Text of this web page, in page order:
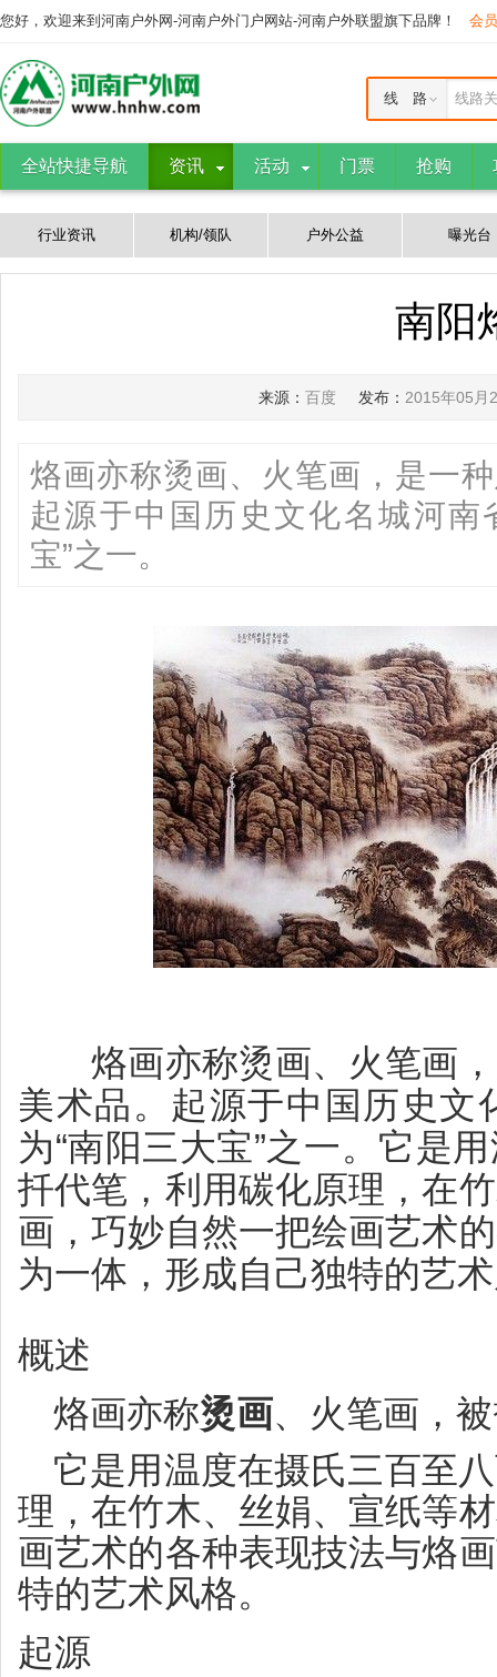
您好，欢迎来到河南户外网-河南户外门户网站-河南户外联盟旗下品牌！ 会
线路
线 路
全站快捷导航 资讯 活动 门票 抢购
行业资讯 机构/领队 户外公益 曝光台
南阳
来源： 百度 发布： 2015年05月
烙画亦称烫画、火笔画，是一
起源于中国历史文化名城河
宝”之一。
烙画亦称烫画、火笔画，
美术品。起源于中国历史文
为“南阳三大宝”之一。它是
扦代笔，利用碳化原理，在
画，巧妙自然一把绘画艺术
为一体，形成自己独特的艺
概述
烙画亦称烫画、火笔画，
它是用温度在摄氏三百至
理，在竹木、丝娟、宣纸等
画艺术的各种表现技法与烙
特的艺术风格。
起源